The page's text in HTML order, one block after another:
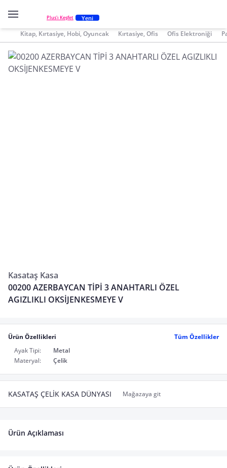
Plus'ı Keşfet Yeni
Kitap, Kırtasiye, Hobi, Oyuncak Kırtasiye, Ofis Ofis Elektroniği
Kasataş Kasa
00200 AZERBAYCAN TİPİ 3 ANAHTARLI ÖZEL
AGIZLIKLI OKSİJENKESMEYE V
Ürün Özellikleri
Tüm Özellikler
Ayak Tipi:
Metal
Materyal:
Çelik
KASATAŞ ÇELİK KASA DÜNYASI Mağazaya git
Ürün Açıklaması